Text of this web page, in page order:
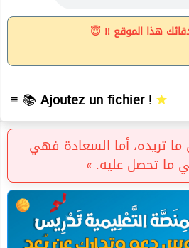
هذا الموقع ‼ 😇
≡ 📚 Ajoutez un fichier !
تريده، أما السعادة فهي
ما تحصل عليه. »